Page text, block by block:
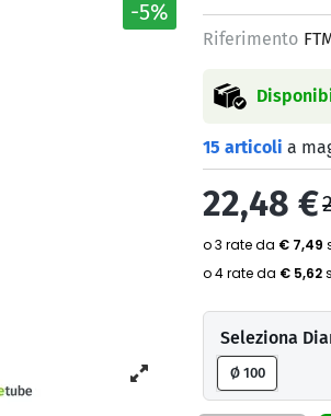
-5%
Riferimento
15 articoli a
22,48 €
Seleziona
Ø 100